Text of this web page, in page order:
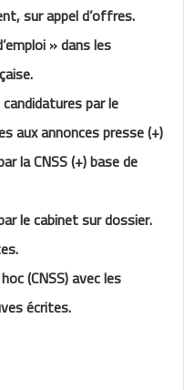
sur appel d’offres.
» dans les
par le
aux annonces presse (+)
la CNSS (+) base de
le cabinet sur dossier.
(CNSS) avec les
écrites.